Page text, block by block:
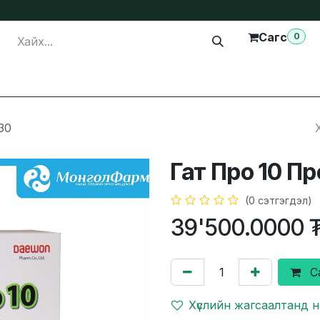
Сагс 0
Гат Про 10
(0 сэтгэгдэл)
39'500.0000
Хүслийн жагсаалтанд